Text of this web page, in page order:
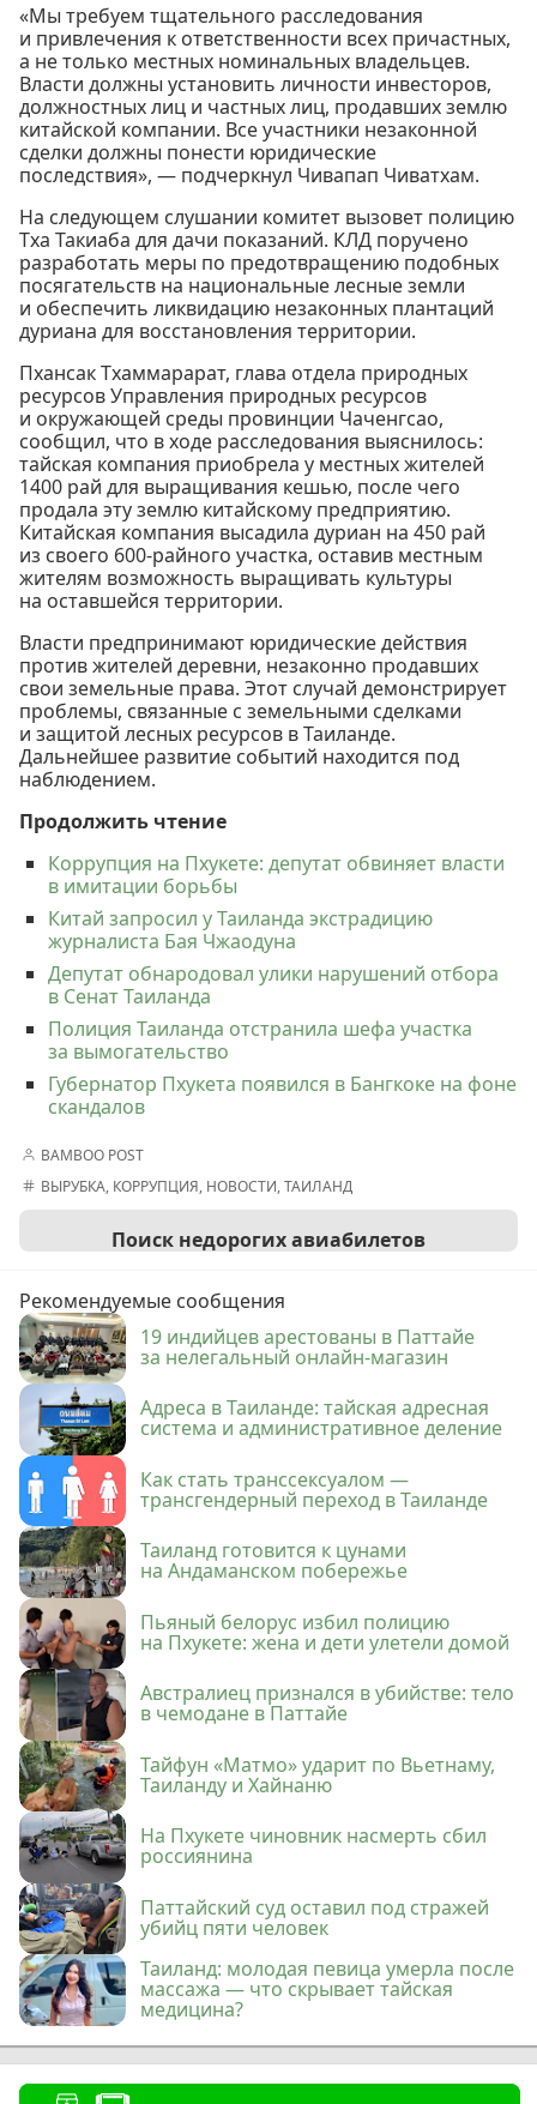
«Мы требуем тщательного расследования
и привлечения к ответственности всех причастных,
а не только местных номинальных владельцев.
Власти должны установить личности инвесторов,
должностных лиц и частных лиц, продавших землю
китайской компании. Все участники незаконной
сделки должны понести юридические
последствия», — подчеркнул Чивапап Чиватхам.
На следующем слушании комитет вызовет полицию
Тха Такиаба для дачи показаний. КЛД поручено
разработать меры по предотвращению подобных
посягательств на национальные лесные земли
и обеспечить ликвидацию незаконных плантаций
дуриана для восстановления территории.
Пхансак Тхаммарарат, глава отдела природных
ресурсов Управления природных ресурсов
и окружающей среды провинции Чаченгсао,
сообщил, что в ходе расследования выяснилось:
тайская компания приобрела у местных жителей
1400 рай для выращивания кешью, после чего
продала эту землю китайскому предприятию.
Китайская компания высадила дуриан на 450 рай
из своего 600-райного участка, оставив местным
жителям возможность выращивать культуры
на оставшейся территории.
Власти предпринимают юридические действия
против жителей деревни, незаконно продавших
свои земельные права. Этот случай демонстрирует
проблемы, связанные с земельными сделками
и защитой лесных ресурсов в Таиланде.
Дальнейшее развитие событий находится под
наблюдением.
Продолжить чтение
Коррупция на Пхукете: депутат обвиняет власти
в имитации борьбы
Китай запросил у Таиланда экстрадицию
журналиста Бая Чжаодуна
Депутат обнародовал улики нарушений отбора
в Сенат Таиланда
Полиция Таиланда отстранила шефа участка
за вымогательство
Губернатор Пхукета появился в Бангкоке на фоне
скандалов
BAMBOO POST
ВЫРУБКА, КОРРУПЦИЯ, НОВОСТИ,ТАИЛАНД
Поиск недорогих авиабилетов
Рекомендуемые сообщения
19 индийцев арестованы в Паттайе
за нелегальный онлайн-магазин
Адреса в Таиланде: тайская адресная
система и административное деление
Как стать транссексуалом —
трансгендерный переход в Таиланде
Таиланд готовится к цунами
на Андаманском побережье
Пьяный белорус избил полицию
на Пхукете: жена и дети улетели домой
Австралиец признался в убийстве: тело
в чемодане в Паттайе
Тайфун «Матмо» ударит по Вьетнаму,
Таиланду и Хайнаню
На Пхукете чиновник насмерть сбил
россиянина
Паттайский суд оставил под стражей
убийц пяти человек
Таиланд: молодая певица умерла после
массажа — что скрывает тайская
медицина?